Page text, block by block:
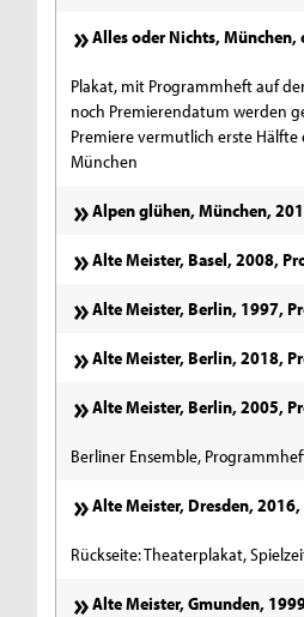
Alles oder Nichts,
Plakat, mit Programmheft auf
noch Premierendatum werden
Premiere vermutlich erste Hälfte
München
Alpen glühen, München,
Alte Meister, Basel, 2008,
Alte Meister, Berlin, 1997,
Alte Meister, Berlin, 2018,
Alte Meister, Berlin, 2005,
Berliner Ensemble,
Alte Meister, Dresden,
Rückseite: Theaterplakat,
Alte Meister, Gmunden,